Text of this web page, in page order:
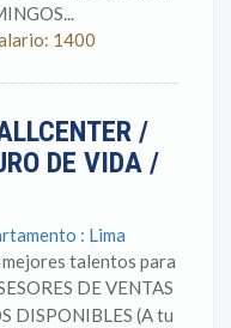
1400
/
DE VIDA /
: Lima
mejores talentos para
DE VENTAS
DISPONIBLES (A tu